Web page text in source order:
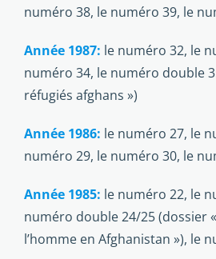
numéro 38, le numéro 39, le
Année 1987: le numéro 32, le
numéro 34, le numéro double
réfugiés afghans »)
Année 1986: le numéro 27, le
numéro 29, le numéro 30, le
Année 1985: le numéro 22, le
numéro double 24/25 (dossier
l’homme en Afghanistan »), le